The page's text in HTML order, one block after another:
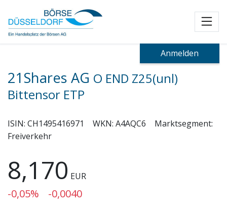
Anmelden
21Shares AG O END Z25(unl)
Bittensor ETP
ISIN: CH1495416971 WKN: A4AQC6
Marktsegment:
Freiverkehr
8,170 EUR
-0,05% -0,0040